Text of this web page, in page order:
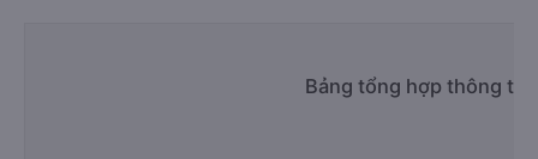
Bảng tổng hợp thông tin